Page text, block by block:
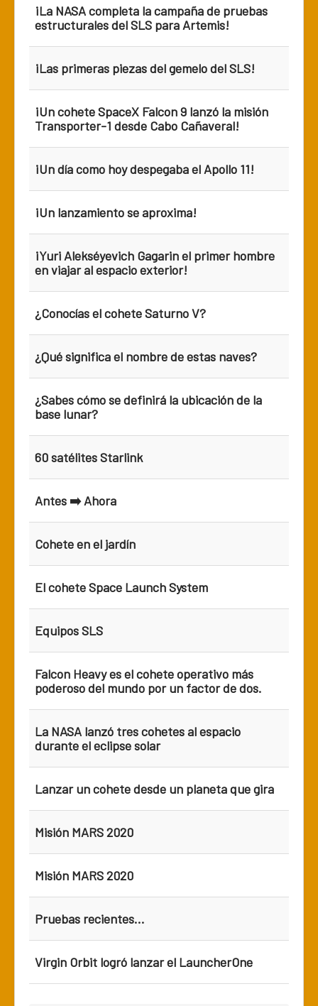
¡La NASA completa la campaña de pruebas
estructurales del SLS para Artemis!
¡Las primeras piezas del gemelo del SLS!
¡Un cohete SpaceX Falcon 9 lanzó la misión
Transporter-1 desde Cabo Cañaveral!
¡Un día como hoy despegaba el Apollo 11!
¡Un lanzamiento se aproxima!
¡Yuri Alekséyevich Gagarin el primer hombre
en viajar al espacio exterior!
¿Conocías el cohete Saturno V?
¿Qué significa el nombre de estas naves?
¿Sabes cómo se definirá la ubicación de la
base lunar?
60 satélites Starlink
Antes ➡️ Ahora
Cohete en el jardín
El cohete Space Launch System
Equipos SLS
Falcon Heavy es el cohete operativo más
poderoso del mundo por un factor de dos.
La NASA lanzó tres cohetes al espacio
durante el eclipse solar
Lanzar un cohete desde un planeta que gira
Misión MARS 2020
Misión MARS 2020
Pruebas recientes...
Virgin Orbit logró lanzar el LauncherOne